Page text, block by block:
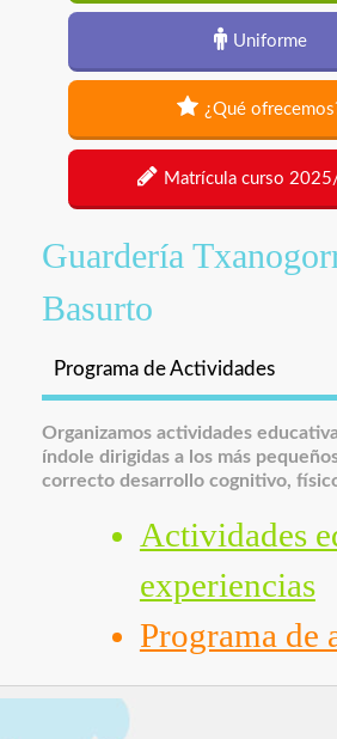
Uniforme
¿Qué
Matrícula curso
Guardería
Basurto
Programa de Actividades
Organizamos actividades
índole dirigidas a los más
correcto desarrollo cognitivo,
Actividades
experiencias
Programa de